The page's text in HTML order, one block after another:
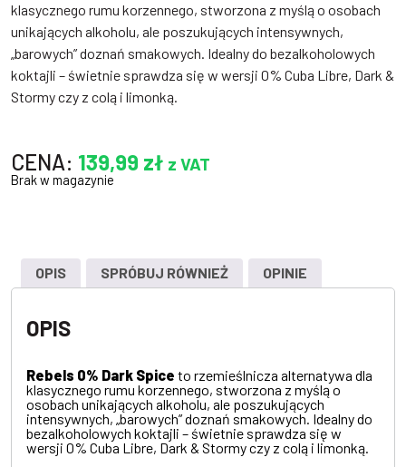
klasycznego rumu korzennego, stworzona z myślą o osobach
unikających alkoholu, ale poszukujących intensywnych,
„barowych” doznań smakowych. Idealny do bezalkoholowych
koktajli – świetnie sprawdza się w wersji 0% Cuba Libre, Dark &
Stormy czy z colą i limonką.
CENA: 139,99 zł z VAT
Brak w magazynie
OPIS SPRÓBUJ RÓWNIEŻ OPINIE
OPIS
Rebels 0% Dark Spice to rzemieślnicza alternatywa dla
klasycznego rumu korzennego, stworzona z myślą o
osobach unikających alkoholu, ale poszukujących
intensywnych, „barowych” doznań smakowych. Idealny do
bezalkoholowych koktajli – świetnie sprawdza się w
wersji 0% Cuba Libre, Dark & Stormy czy z colą i limonką.